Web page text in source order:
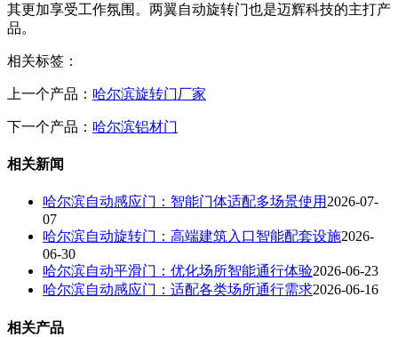
其更加享受工作氛围。两翼自动旋转门也是迈辉科技的主打产
品。
相关标签：
上一个产品： 哈尔滨旋转门厂家
下一个产品： 哈尔滨铝材门
相关新闻
哈尔滨自动感应门：智能门体适配多场景使用2026-07-
07
哈尔滨自动旋转门：高端建筑入口智能配套设施2026-
06-30
哈尔滨自动平滑门：优化场所智能通行体验2026-06-23
哈尔滨自动感应门：适配各类场所通行需求2026-06-16
相关产品